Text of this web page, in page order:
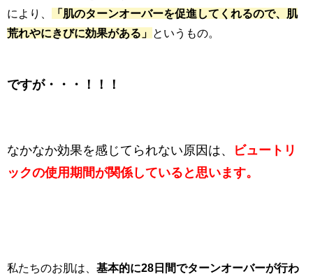
により、
「肌のターンオーバーを促進してくれるので、肌
荒れやにきびに効果がある」
というもの。
ですが・・・！！！
なかなか効果を感じてられない原因は、
ビュートリ
ックの使用期間が関係していると思います。
私たちのお肌は、 基本的に28日間でターンオーバーが行わ